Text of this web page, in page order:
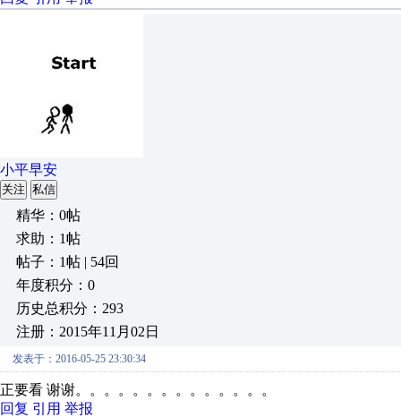
小平早安
关注 私信
精华：0帖
求助：1帖
帖子：1帖 | 54回
年度积分：0
历史总积分：293
注册：2015年11月02日
发表于：2016-05-25 23:30:34
正要看 谢谢。。。。。。。。。。。。。。
回复 引用 举报